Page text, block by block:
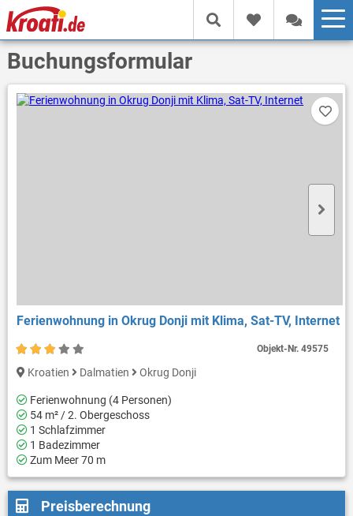
Buchungsformular
Ferienwohnung in Okrug Donji mit Klima, Sat-TV, Internet
Kroatien Dalmatien Okrug Donji
Ferienwohnung (4 Personen)
54 m² / 2. Obergeschoss
1 Schlafzimmer
1 Badezimmer
Zum Meer 70 m
Objekt-Nr. 49575
Preisberechnung